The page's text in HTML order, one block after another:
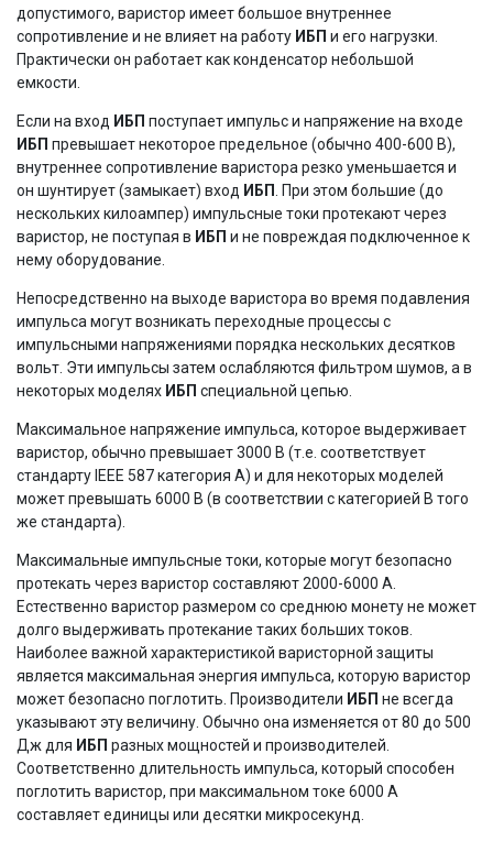
допустимого, варистор имеет большое внутреннее
сопротивление и не влияет на работу ИБП и его нагрузки.
Практически он работает как конденсатор небольшой
емкости.
Если на вход ИБП поступает импульс и напряжение на входе
ИБП превышает некоторое предельное (обычно 400-600 В),
внутреннее сопротивление варистора резко уменьшается и
он шунтирует (замыкает) вход ИБП
. При этом большие (до
нескольких килоампер) импульсные токи протекают через
варистор, не поступая в ИБП и не повреждая подключенное к
нему оборудование.
Непосредственно на выходе варистора во время подавления
импульса могут возникать переходные процессы с
импульсными напряжениями порядка нескольких десятков
вольт. Эти импульсы затем ослабляются фильтром шумов, а в
некоторых моделях ИБП специальной цепью.
Максимальное напряжение импульса, которое выдерживает
варистор, обычно превышает 3000 В (т.е. соответствует
стандарту IEEE 587 категория A) и для некоторых моделей
может превышать 6000 В (в соответствии с категорией В того
же стандарта).
Максимальные импульсные токи, которые могут безопасно
протекать через варистор составляют 2000-6000 А.
Естественно варистор размером со среднюю монету не может
долго выдерживать протекание таких больших токов.
Наиболее важной характеристикой варисторной защиты
является максимальная энергия импульса, которую варистор
может безопасно поглотить. Производители ИБП не всегда
указывают эту величину. Обычно она изменяется от 80 до 500
Дж для ИБП разных мощностей и производителей.
Соответственно длительность импульса, который способен
поглотить варистор, при максимальном токе 6000 А
составляет единицы или десятки микросекунд.